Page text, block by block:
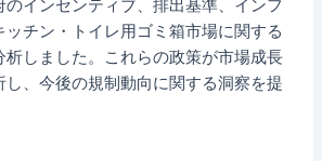
インセンティブ、排出基準、インフ
ッチン・トイレ用ゴミ箱市場に関する
析しました。これらの政策が市場成長
し、今後の規制動向に関する洞察を提